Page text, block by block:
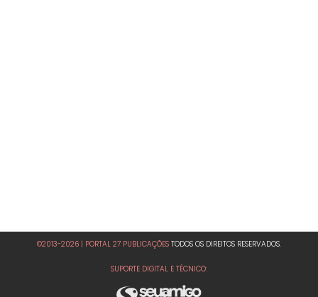
©2013-2026 | PORTAL 27 PUBLICAÇÕES TODOS OS DIREITOS RESERVADOS.
SUPORTE DIGITAL E TÉCNICO: